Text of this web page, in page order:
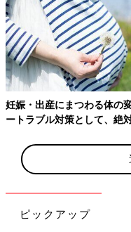
レスなく出来ていました。
ラップ&ガーゼ作戦
わが家も完全におむつが
すがトイレで出たことが
成功しました。
ように)こそっとおむつ
ないようにおむつ側にラ
朝が来るのを待ちます。
搾って容器に入れればOK。
妊娠・出産にまつわる体の
ートラブル対策として、絶
ピックアップ